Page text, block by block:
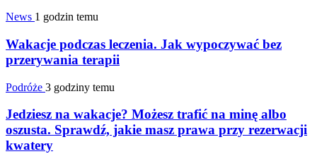
News 1 godzin temu
Wakacje podczas leczenia. Jak wypoczywać bez
przerywania terapii
Podróże 3 godziny temu
Jedziesz na wakacje? Możesz trafić na minę albo
oszusta. Sprawdź, jakie masz prawa przy rezerwacji
kwatery